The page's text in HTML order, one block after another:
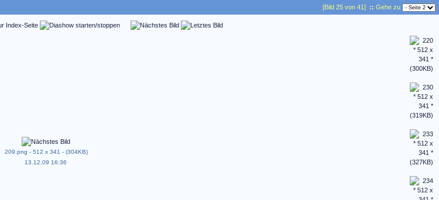
[Bild 25 von 41] :: Gehe zu
209.png - 512 x 341 - (304KB)
13.12.09 16:36